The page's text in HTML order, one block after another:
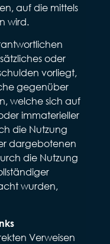
auf die mittels
wird.
oder
vorliegt,
gegenüber
welche sich auf
immaterieller
die Nutzung
dargebotenen
die Nutzung
wurden,
Verweisen